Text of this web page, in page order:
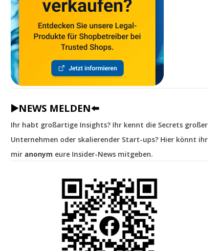
▶️NEWS MELDEN⬅️
Ihr habt großartige Insights? Ihr kennt die Secrets großer
Unternehmen oder skalierender Start-ups? Hier könnt ihr
mir anonym eure Insider-News mitgeben.